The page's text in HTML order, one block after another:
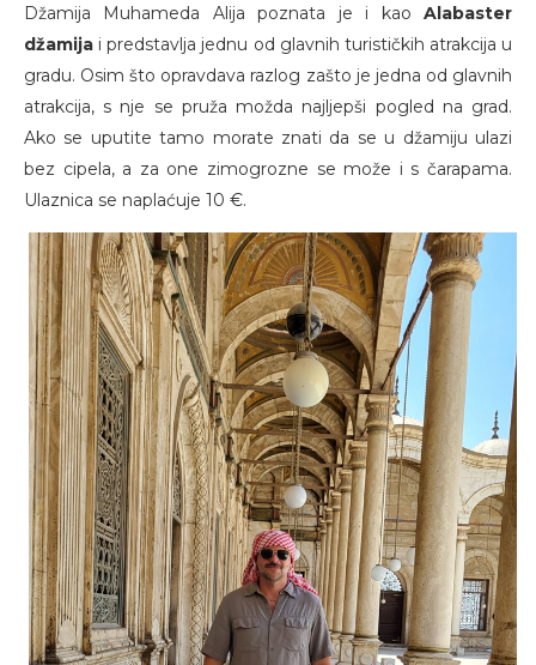
Džamija Muhameda Alija poznata je i kao Alabaster
džamija i predstavlja jednu od glavnih turističkih atrakcija u
gradu. Osim što opravdava razlog zašto je jedna od glavnih
atrakcija, s nje se pruža možda najljepši pogled na grad.
Ako se uputite tamo morate znati da se u džamiju ulazi
bez cipela, a za one zimogrozne se može i s čarapama.
Ulaznica se naplaćuje 10 €.